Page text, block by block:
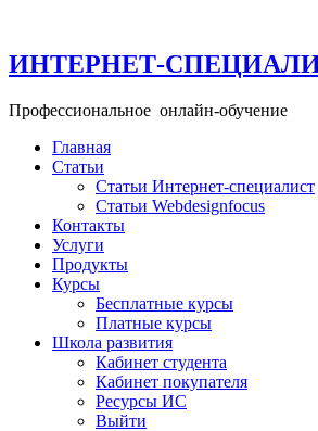
содержимому
ИНТЕРНЕТ-
Профессиональное онлайн-обучение
Главная
Статьи
Статьи Интернет-специалист
Статьи Webdesignfocus
Контакты
Услуги
Продукты
Курсы
Бесплатные курсы
Платные курсы
Школа развития
Кабинет студента
Кабинет покупателя
Ресурсы ИС
Выйти